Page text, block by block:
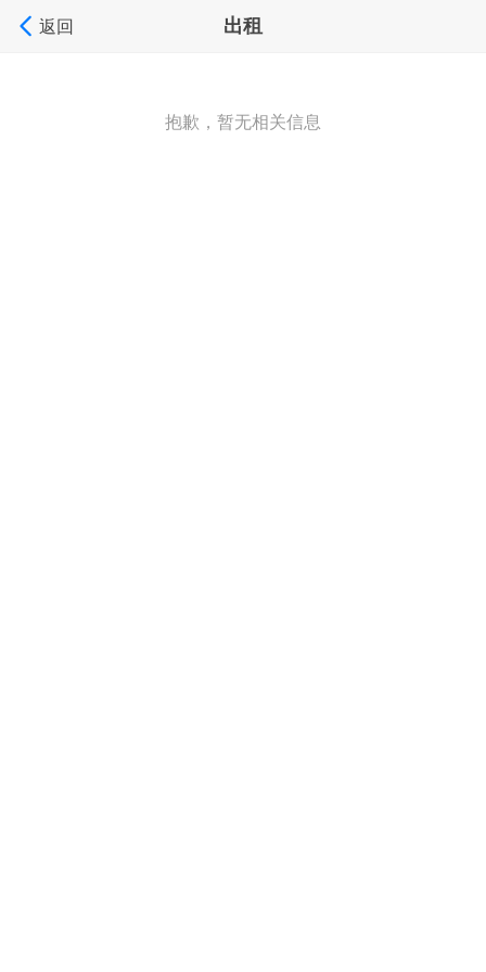
返回 出租
抱歉，暂无相关信息